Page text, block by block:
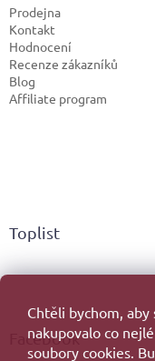
Chtěli bychom, aby
nakupovalo co
soubory cookies.
Prodejna
Kontakt
Hodnocení
Recenze zákazníků
Blog
Affiliate program
Toplist
Facebook